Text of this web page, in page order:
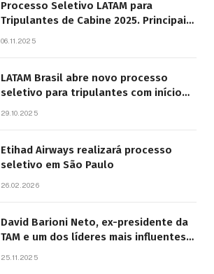
Processo Seletivo LATAM para
Tripulantes de Cabine 2025. Principais
06.11.2025
LATAM Brasil abre novo processo
seletivo para tripulantes com início
29.10.2025
Etihad Airways realizará processo
seletivo em São Paulo
26.02.2026
David Barioni Neto, ex-presidente da
TAM e um dos líderes mais influentes
25.11.2025